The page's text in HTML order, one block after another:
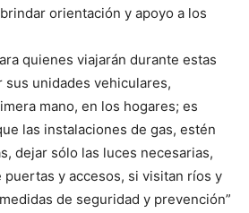
orientación y apoyo a los
quienes viajarán durante estas
sus unidades vehiculares,
mano, en los hogares; es
las instalaciones de gas, estén
dejar sólo las luces necesarias,
y accesos, si visitan ríos y
de seguridad y prevención”